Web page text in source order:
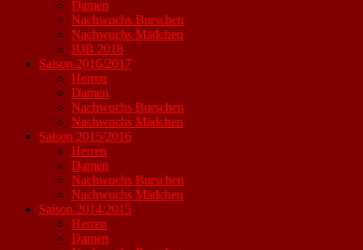
Damen
Nachwuchs Burschen
Nachwuchs Mädchen
BJB 2018
Saison 2016/2017
Herren
Damen
Nachwuchs Burschen
Nachwuchs Mädchen
Saison 2015/2016
Herren
Damen
Nachwuchs Burschen
Nachwuchs Mädchen
Saison 2014/2015
Herren
Damen